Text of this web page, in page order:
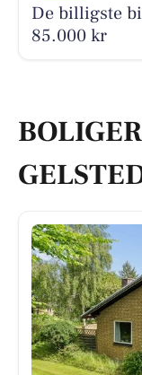
De billigste
85.000 kr